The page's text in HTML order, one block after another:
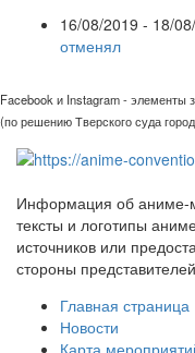
16/08/2019 - 18/
отменял
Facebook и Instagram - элементы
(по решению Тверского суда
Информация об аниме-
тексты и логотипы
источников или
стороны
Главная страница
Новости